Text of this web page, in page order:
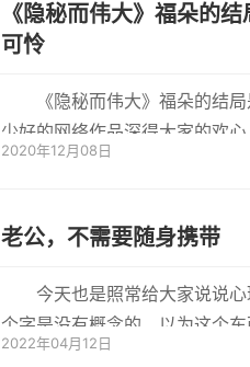
《隐秘而伟大》福朵的
可怜
《隐秘而伟大》福朵的结
少好的网络作品深得大家的欢
的。那么有什
2020年12月08日
老公，不需要随身携带
今天也是照常给大家说说
个字是没有概念的，以为这个
着科学知识...
2022年04月12日